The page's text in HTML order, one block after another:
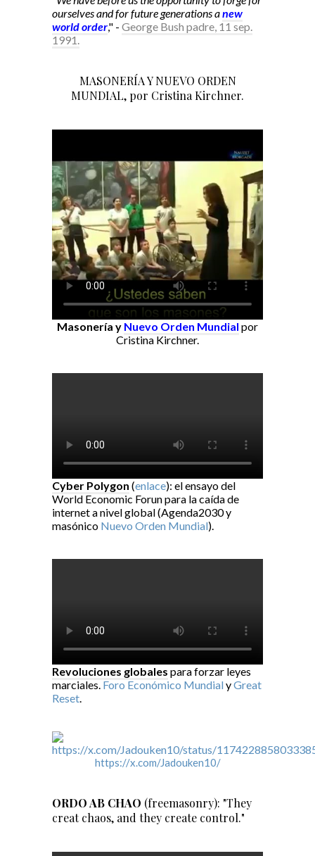
ourselves and for future generations anew
world order," - George Bush padre, 11 sep.
1991.
MASONERÍA Y NUEVO ORDEN
MUNDIAL, por Cristina Kirchner.
Masonería y Nuevo Orden Mundial por
Cristina Kirchner.
Cyber Polygon (enlace): el ensayo del
World Economic Forun para la caída de
internet a nivel global (Agenda2030 y
masónico Nuevo Orden Mundial).
Revoluciones globales para forzar leyes
marciales. Foro Económico MundialyGreat
Reset
https://x.com/Jadouken10/
ORDO AB CHAO (freemasonry): "They
creat chaos, and they create control."